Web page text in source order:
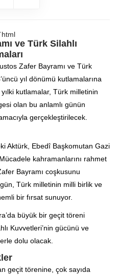
ve Türk Silahlı
Zafer Bayramı ve Türk
yıl dönümü kutlamalarına
kutlamalar, Türk milletinin
olan bu anlamlı günün
gerçekleştirilecek.
Aktürk, Ebedî Başkomutan Gazi
kahramanlarını rahmet
Bayramı coşkusunu
Türk milletinin milli birlik ve
bir fırsat sunuyor.
büyük bir geçit töreni
Kuvvetleri’nin gücünü ve
dolu olacak.
geçit törenine, çok sayıda